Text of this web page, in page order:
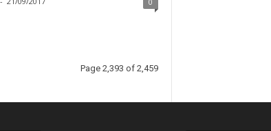
Page 2,393 of 2,459